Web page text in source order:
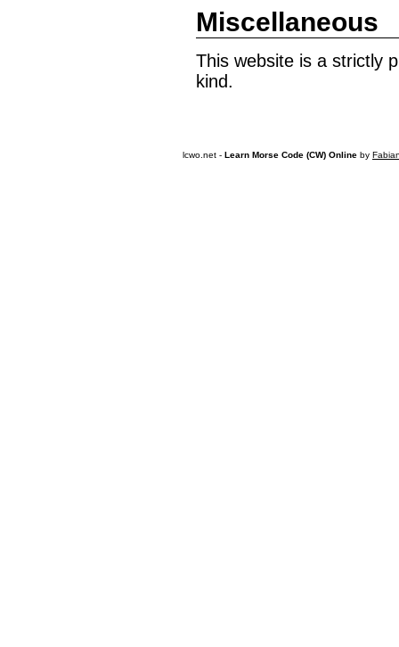
Miscellaneous
This website is a strictly
kind.
lcwo.net - Learn Morse Code (CW) Online by